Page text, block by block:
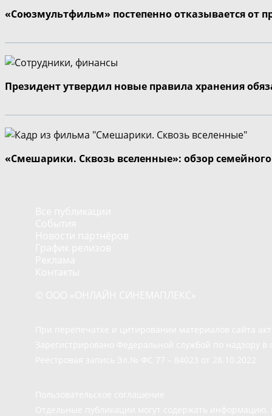
«Союзмультфильм» постепенно отказывается от
Президент утвердил новые правила хранения
«Смешарики. Сквозь вселенные»: обзор